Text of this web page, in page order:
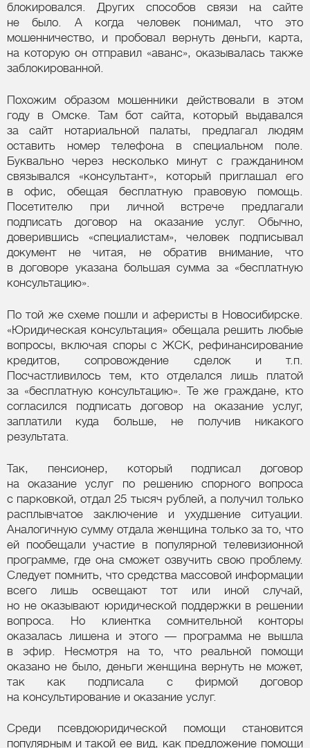
блокировался. Других способов связи на сайте
не было. А когда человек понимал, что это
мошенничество, и пробовал вернуть деньги, карта,
на которую он отправил «аванс», оказывалась также
заблокированной.
Похожим образом мошенники действовали в этом
году в Омске. Там бот сайта, который выдавался
за сайт нотариальной палаты, предлагал людям
оставить номер телефона в специальном поле.
Буквально через несколько минут с гражданином
связывался «консультант», который приглашал его
в офис, обещая бесплатную правовую помощь.
Посетителю при личной встрече предлагали
подписать договор на оказание услуг. Обычно,
доверившись «специалистам», человек подписывал
документ не читая, не обратив внимание, что
в договоре указана большая сумма за «бесплатную
консультацию».
По той же схеме пошли и аферисты в Новосибирске.
«Юридическая консультация» обещала решить любые
вопросы, включая споры с ЖСК, рефинансирование
кредитов, сопровождение сделок и т.п.
Посчастливилось тем, кто отделался лишь платой
за «бесплатную консультацию». Те же граждане, кто
согласился подписать договор на оказание услуг,
заплатили куда больше, не получив никакого
результата.
Так, пенсионер, который подписал договор
на оказание услуг по решению спорного вопроса
с парковкой, отдал 25 тысяч рублей, а получил только
расплывчатое заключение и ухудшение ситуации.
Аналогичную сумму отдала женщина только за то, что
ей пообещали участие в популярной телевизионной
программе, где она сможет озвучить свою проблему.
Следует помнить, что средства массовой информации
всего лишь освещают тот или иной случай,
но не оказывают юридической поддержки в решении
вопроса. Но клиентка сомнительной конторы
оказалась лишена и этого — программа не вышла
в эфир. Несмотря на то, что реальной помощи
оказано не было, деньги женщина вернуть не может,
так как подписала с фирмой договор
на консультирование и оказание услуг.
Среди псевдоюридической помощи становится
популярным и такой ее вид, как предложение помощи